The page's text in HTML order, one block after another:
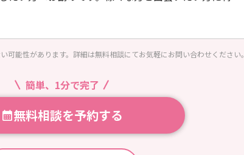
可能性があります。詳細は無料相談にてお気軽にお問い合わせください。
簡単、1分で完了
無料相談を予約する